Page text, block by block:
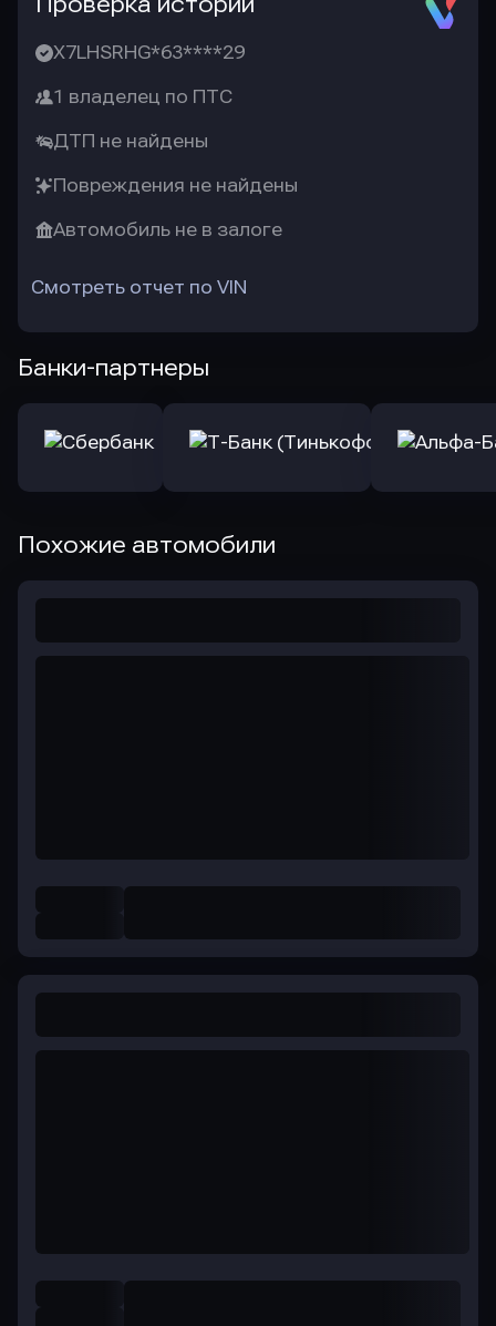
X7LHSRHG*63****29
1 владелец по ПТС
ДТП не найдены
Повреждения не найдены
Автомобиль не в залоге
Смотреть отчет по VIN
Банки-партнеры
Похожие автомобили